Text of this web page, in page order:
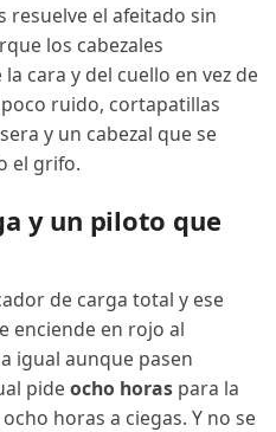
resuelve el afeitado sin
los cabezales
cara y del cuello en vez de
ruido, cortapatillas
y un cabezal que se
el grifo.
y un piloto que
de carga total y ese
enciende en rojo al
igual aunque pasen
pide ocho horas para la
horas a ciegas. Y no se